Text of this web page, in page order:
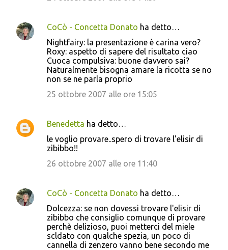
CoCò - Concetta Donato ha detto…
Nightfairy: la presentazione è carina vero?
Roxy: aspetto di sapere del risultato ciao
Cuoca compulsiva: buone davvero sai?
Naturalmente bisogna amare la ricotta se no
non se ne parla proprio
25 ottobre 2007 alle ore 15:05
Benedetta ha detto…
le voglio provare..spero di trovare l'elisir di
zibibbo!!
26 ottobre 2007 alle ore 11:40
CoCò - Concetta Donato ha detto…
Dolcezza: se non dovessi trovare l'elisir di
zibibbo che consiglio comunque di provare
perchè delizioso, puoi metterci del miele
scldato con qualche spezia, un poco di
cannella di zenzero vanno bene secondo me